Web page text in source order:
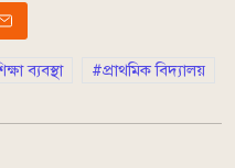
ব্যবস্থা প্রাথমিক বিদ্যালয়